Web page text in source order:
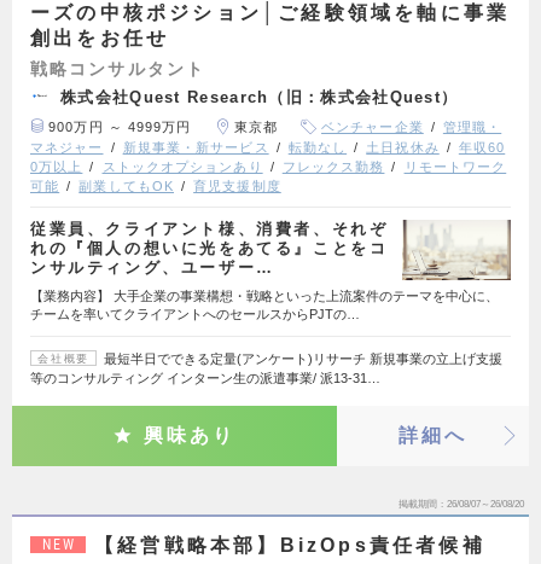
ーズの中核ポジション│ご経験領域を軸に事業
創出をお任せ
戦略コンサルタント
株式会社Quest Research（旧：株式会社Quest）
900万円 ～ 4999万円 東京都 ベンチャー企業
管理職・
マネジャー
新規事業・新サービス 転勤なし 土日祝休み
年収60
0万以上
ストックオプションあり フレックス勤務
リモートワーク
可能
副業してもOK 育児支援制度
従業員、クライアント様、消費者、それぞ
れの『個人の想いに光をあてる』ことをコ
ンサルティング、ユーザー…
【業務内容】 大手企業の事業構想・戦略といった上流案件のテーマを中心に、
チームを率いてクライアントへのセールスからPJTの…
会社概要
最短半日でできる定量(アンケート)リサーチ 新規事業の立上げ支援
等のコンサルティング インターン生の派遣事業/ 派13-31…
興味あり 詳細へ
掲載期間 26/08/07～26/08/20
NEW 【経営戦略本部】BizOps責任者候補